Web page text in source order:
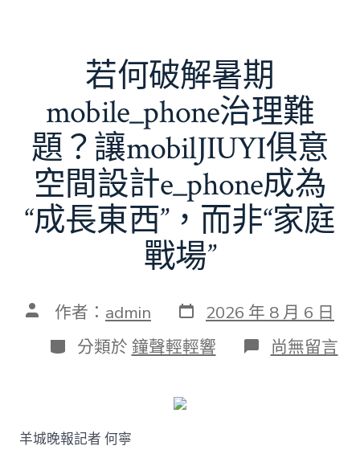
若何破解暑期
mobile_phone治理難
題？讓mobilJIUYI俱意
空間設計e_phone成為
“成長東西”，而非“家庭
戰場”
文 作者： admin 發
表
日
期
2026 年 8 月 6 日
分
類
分類於 鐘聲輕輕響 在
〈若
尚無留言
羊城晚報記者 何寧